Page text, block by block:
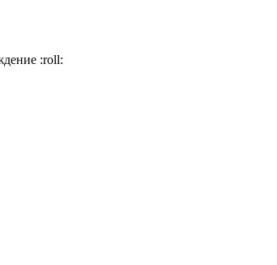
:roll: